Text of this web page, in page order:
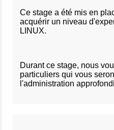
Ce stage a été mis en
acquérir un niveau
LINUX.
Durant ce stage, nous
particuliers qui vous
l'administration